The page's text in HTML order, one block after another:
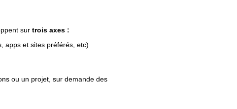
sur troisaxes :
apps et sites préférés, etc)
ou un projet, sur demande des